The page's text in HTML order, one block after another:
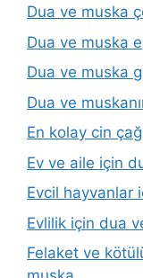
Dua ve muska
Dua ve muska
Dua ve muska
Dua ve
En kolay cin
Ev ve aile için
Evcil hayvanlar
Evlilik için dua
Felaket ve